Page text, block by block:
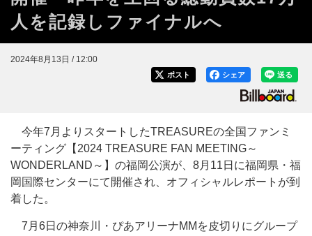
人を記録しファイナルへ
2024年8月13日 / 12:00
送る
シェア
ポスト
今年7月よりスタートしたTREASUREの全国ファンミ
ーティング【2024 TREASURE FAN MEETING～
WONDERLAND～】の福岡公演が、8月11日に福岡県・福
岡国際センターにて開催され、オフィシャルレポートが到
着した。
7月6日の神奈川・ぴあアリーナMMを皮切りにグループ